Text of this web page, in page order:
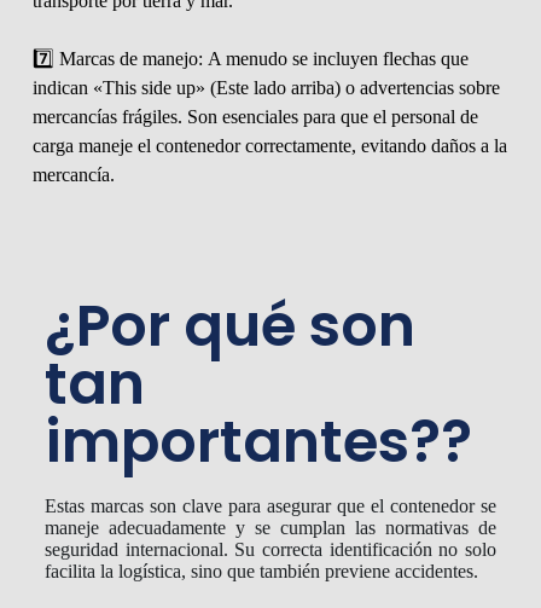
7️⃣ Marcas de manejo: A menudo se incluyen flechas que
indican «This side up» (Este lado arriba) o advertencias sobre
mercancías frágiles. Son esenciales para que el personal de
carga maneje el contenedor correctamente, evitando daños a la
mercancía.
¿Por qué son
tan
importantes??
Estas marcas son clave para asegurar que el contenedor se
maneje adecuadamente y se cumplan las normativas de
seguridad internacional. Su correcta identificación no solo
facilita la logística, sino que también previene accidentes.